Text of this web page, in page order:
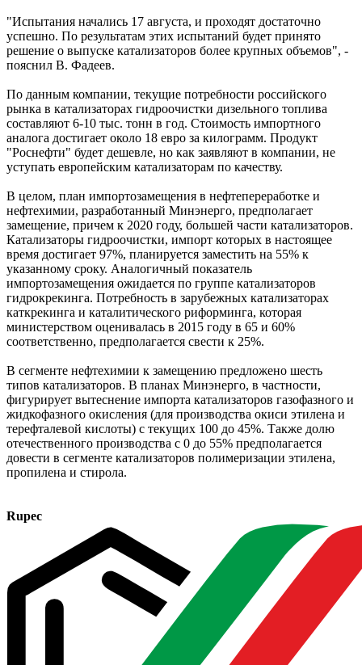
"Испытания начались 17 августа, и проходят достаточно
успешно. По результатам этих испытаний будет принято
решение о выпуске катализаторов более крупных объемов", -
пояснил В. Фадеев.
По данным компании, текущие потребности российского
рынка в катализаторах гидроочистки дизельного топлива
составляют 6-10 тыс. тонн в год. Стоимость импортного
аналога достигает около 18 евро за килограмм. Продукт
"Роснефти" будет дешевле, но как заявляют в компании, не
уступать европейским катализаторам по качеству.
В целом, план импортозамещения в нефтепереработке и
нефтехимии, разработанный Минэнерго, предполагает
замещение, причем к 2020 году, большей части катализаторов.
Катализаторы гидроочистки, импорт которых в настоящее
время достигает 97%, планируется заместить на 55% к
указанному сроку. Аналогичный показатель
импортозамещения ожидается по группе катализаторов
гидрокрекинга. Потребность в зарубежных катализаторах
каткрекинга и каталитического риформинга, которая
министерством оценивалась в 2015 году в 65 и 60%
соответственно, предполагается свести к 25%.
В сегменте нефтехимии к замещению предложено шесть
типов катализаторов. В планах Минэнерго, в частности,
фигурирует вытеснение импорта катализаторов газофазного и
жидкофазного окисления (для производства окиси этилена и
терефталевой кислоты) с текущих 100 до 45%. Также долю
отечественного производства с 0 до 55% предполагается
довести в сегменте катализаторов полимеризации этилена,
пропилена и стирола.
Rupec